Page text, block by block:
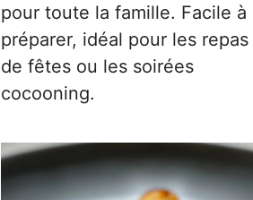
pour toute la famille. Facile à
préparer, idéal pour les repas
de fêtes ou les soirées
cocooning.